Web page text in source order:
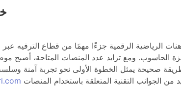
الرياضية الرقمية جزءًا مهمًا من قطاع الترفيه عبر
الحاسوب. ومع تزايد عدد المنصات المتاحة، أصبح
صحيحة يمثل الخطوة الأولى نحو تجربة آمنة